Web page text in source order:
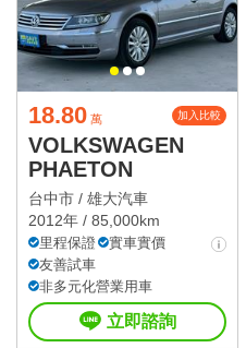
18.80 萬 加入比較
VOLKSWAGEN
PHAETON
台中市 / 雄大汽車
2012年 / 85,000km
里程保證
實車實價
友善試車
非多元化營業用車
立即諮詢